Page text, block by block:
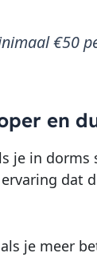
€50
en
je in
dat
je meer